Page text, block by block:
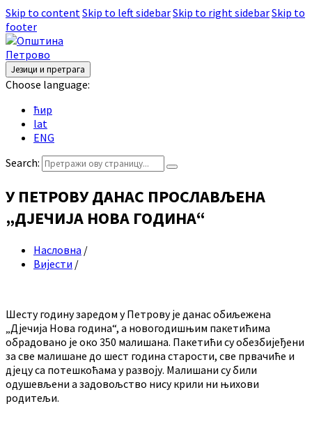
Skip to contentSkip to left sidebarSkip to right sidebarSkip to
footer
Језици и претрага
Choose language:
ћир
lat
ENG
Search:
У ПЕТРОВУ ДАНАС ПРОСЛАВЉЕНА
„ДЈЕЧИЈА НОВА ГОДИНА“
Насловна /
Вијести /
Шесту годину заредом у Петрову је данас обиљежена
„Дјечија Нова година“, а новогодишњим пакетићима
обрадовано је око 350 малишана. Пакетићи су обезбијеђени
за све малишане до шест година старости, све првачиће и
дјецу са потешкоћама у развоју. Малишани су били
одушевљени а задовољство нису крили ни њихови
родитељи.